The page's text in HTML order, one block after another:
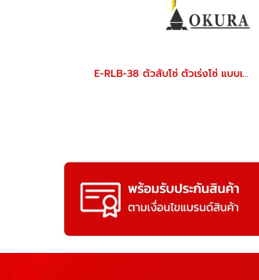
E-RLB-38 ตัวสับโซ่ ตัวเร่งโซ่ แบบเฟือง 3.3 ตัน ขนาดโซ่ 8-10 มม. "OKURA"